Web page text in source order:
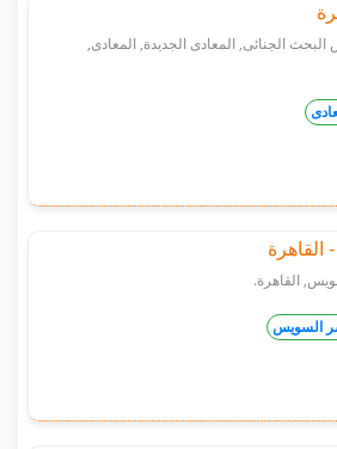
الجنائى, المعادى الجديدة, المعادى,
السويس